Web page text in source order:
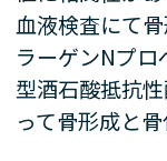
血液検査にて
ラーゲンNプロ
型酒石酸抵抗
って骨形成と